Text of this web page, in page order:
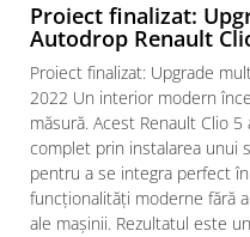
Proiect finalizat:
Autodrop Renault
Proiect finalizat: Upgrade
2022 Un interior modern
măsură. Acest Renault Clio
complet prin instalarea unui
pentru a se integra perfect
funcționalități moderne fără
ale mașinii. Rezultatul este